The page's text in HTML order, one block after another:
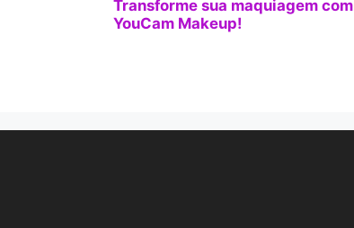
Transforme sua maquiagem com
YouCam Makeup!